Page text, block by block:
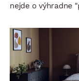
nejde o výhradne